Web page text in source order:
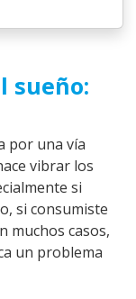
sueño:
por una vía
vibrar los
si
si consumiste
muchos casos,
un problema